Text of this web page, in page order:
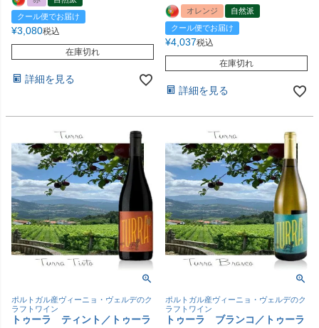
クール便でお届け
¥3,080税込
在庫切れ
詳細を見る
オレンジ
自然派
クール便でお届け
¥4,037税込
在庫切れ
詳細を見る
ポルトガル産ヴィーニョ・ヴェルデのク
ラフトワイン
トゥーラ ティント／トゥーラ
ポルトガル産ヴィーニョ・ヴェルデのク
ラフトワイン
トゥーラ ブランコ／トゥーラ